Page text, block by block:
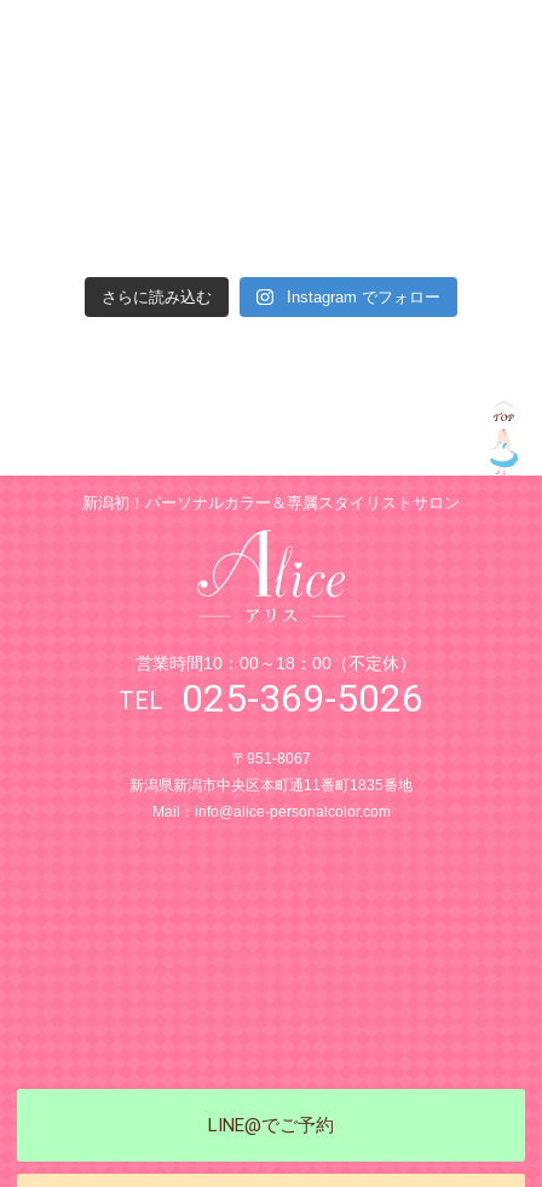
さらに読み込む Instagram でフォロー
新潟初！パーソナルカラー＆専属スタイリストサロン
営業時間10：00～18：00（不定休）
025-369-5026
〒951-8067
新潟県新潟市中央区本町通11番町1835番地
Mail： info@alice-personalcolor.com
LINE@でご予約